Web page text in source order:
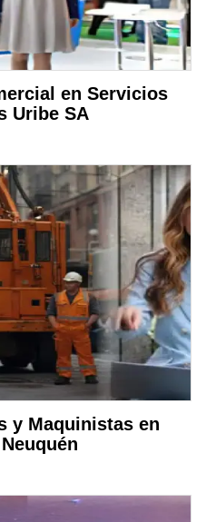
en Servicios
Uribe SA
y Maquinistas en